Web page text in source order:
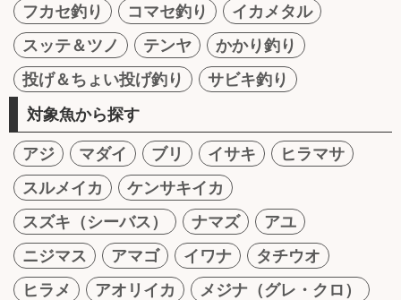
フカセ釣り
コマセ釣り
イカメタル
スッテ＆ツノ
テンヤ
かかり釣り
投げ＆ちょい投げ釣り
サビキ釣り
対象魚から探す
アジ マダイ ブリ イサキ
ヒラマサ
スルメイカ
ケンサキイカ
スズキ（シーバス）
ナマズ
アユ
ニジマス
アマゴ イワナ
タチウオ
ヒラメ
アオリイカ
メジナ（グレ・クロ）